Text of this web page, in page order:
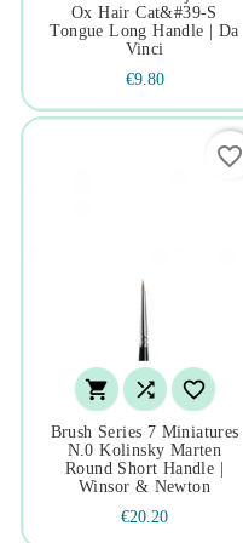
Ox Hair Cat&#39-S
Tongue Long Handle | Da
Vinci
€9.80
  
Brush Series 7 Miniatures
N.0 Kolinsky Marten
Round Short Handle |
Winsor & Newton
€20.20
favorite_border